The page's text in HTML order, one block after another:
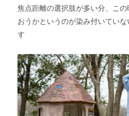
焦点距離の選択肢が多い分、こ
おうかというのが染み付いてい
す